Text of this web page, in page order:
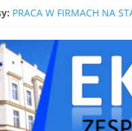
BEZPŁATNY KURS Z
ŚWIDNICKI EKONOMIK W
80-LECIE SZKOŁY
LISTA PODRĘCZNIKÓW